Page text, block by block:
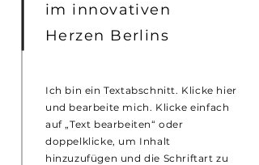
im innovativen
Herzen Berlins
Ich bin ein Textabschnitt. Klicke hier
und bearbeite mich. Klicke einfach
auf „Text bearbeiten“ oder
doppelklicke, um Inhalt
hinzuzufügen und die Schriftart zu